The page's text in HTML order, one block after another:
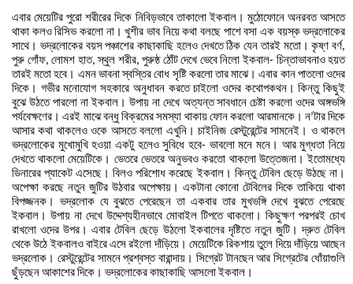
এবার মেয়েটির পুরো শরীরের দিকে নিবিড়ভাবে তাকালো ইকবাল। মুঠোফোনে অনরবত আসতে
থাকা কলও রিসিভ করলো না। খুশীর ভাব নিয়ে কথা বলছে পাশে বসা এক বয়স্ক ভদ্রলোকের
সাথে। ভদ্রলোকের বয়স পঞ্চাশের কাছাকাছি হলেও দেখতে ঠিক যেন তারই মতো। কৃষ্ণ বর্ণ,
পুরু গোঁফ,লোমশ হাত,স্থুল শরীর,পুরুষ্ঠ ঠোঁট দেখে ভেবে নিলো ইকবাল- চিন্তাভাবনাও হয়ত
তারই মতো হবে। এমন ভাবনা স্বস্তির বোধ সৃষ্টি করলো তার মাঝে। এবার কান পাতলো ওদের
দিকে। গভীর মনোযোগ সহকারে অনুধাবন করতে চাইলো ওদের কথোপকথন। কিন্তু কিছুই
বুঝে উঠতে পারলো না ইকবাল। উপায় না দেখে অত্যন্ত সাবধানে চেষ্টা করলো ওদের অঙ্গভঙ্গি
পর্যবেক্ষণের। এরই মাঝে বন্ধু বিক্রমের সমস্যা থাকায় ফোন করলো আরমানকে। ন’টার দিকে
আসার কথা থাকলেও ওকে আসতে বললো এখুনি। চাইনিজ রেস্টুরেন্টের সামনেই। ও থাকলে
ভদ্রলোকের মুখোমুখি হওয়া একটু হলেও সুবিধে হবে- ভাবলো মনে মনে। আর মুগ্ধতা নিয়ে
দেখতে থাকলো মেয়েটিকে। ভেতরে ভেতরে অনুভবও করতো থাকলো উত্তেজনা। ইতোমধ্যে
ডিনারের প্যাকেট এসেছে। বিলও পরিশোধ করেছে ইকবাল। কিন্তু টেবিল ছেড়ে উঠছে না।
অপেক্ষা করছে নতুন জুটির উঠবার অপেক্ষায়। একটানা কোনো টেবিলের দিকে তাকিয়ে থাকা
বিপজ্জনক।
ভদ্রলোক যে বুঝতে পেরেছেন তা একবার তার মুখভঙ্গি দেখে বুঝতে পেরেছে
ইকবাল। উপায় না দেখে উদ্দেশ্যহীনভাবে মোবাইল টিপতে থাকলো। কিছুক্ষণ পরপরই চোখ
রাখলো ওদের উপর। এবার টেবিল ছেড়ে উঠলো ইকবালের দৃষ্টিতে নতুন জুটি। দ্রুত টেবিল
থেকে উঠে ইকবালও বাইরে এসে রইলো দাঁড়িয়ে। মেয়েটিকে রিকশায় তুলে দিয়ে দাঁড়িয়ে আছেন
ভদ্রলোক। রেস্টুরেন্টের সামনে প্রশ্বস্ত বারান্দায়। সিগ্রেট টানছেন আর সিগ্রেটের ধোঁয়াগুলি
ছুঁড়ছেনআকাশেরদিকে। ভদ্রলোকেরকাছাকাছিআসলোইকবাল।